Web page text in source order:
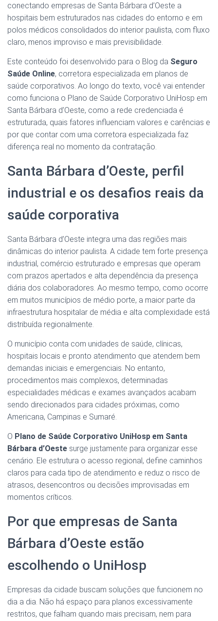
conectando empresas de Santa Bárbara d’Oeste a
hospitais bem estruturados nas cidades do entorno e em
polos médicos consolidados do interior paulista, com fluxo
claro, menos improviso e mais previsibilidade.
Este conteúdo foi desenvolvido para o Blog da Seguro
Saúde Online, corretora especializada em planos de
saúde corporativos. Ao longo do texto, você vai entender
como funciona o Plano de Saúde Corporativo UniHosp em
Santa Bárbara d’Oeste, como a rede credenciada é
estruturada, quais fatores influenciam valores e carências e
por que contar com uma corretora especializada faz
diferença real no momento da contratação.
Santa Bárbara d’Oeste, perfil
industrial e os desafios reais da
saúde corporativa
Santa Bárbara d’Oeste integra uma das regiões mais
dinâmicas do interior paulista. A cidade tem forte presença
industrial, comércio estruturado e empresas que operam
com prazos apertados e alta dependência da presença
diária dos colaboradores. Ao mesmo tempo, como ocorre
em muitos municípios de médio porte, a maior parte da
infraestrutura hospitalar de média e alta complexidade está
distribuída regionalmente.
O município conta com unidades de saúde, clínicas,
hospitais locais e pronto atendimento que atendem bem
demandas iniciais e emergenciais. No entanto,
procedimentos mais complexos, determinadas
especialidades médicas e exames avançados acabam
sendo direcionados para cidades próximas, como
Americana, Campinas e Sumaré.
O Plano de Saúde Corporativo UniHosp em Santa
Bárbara d’Oeste surge justamente para organizar esse
cenário. Ele estrutura o acesso regional, define caminhos
claros para cada tipo de atendimento e reduz o risco de
atrasos, desencontros ou decisões improvisadas em
momentos críticos.
Por que empresas de Santa
Bárbara d’Oeste estão
escolhendo o UniHosp
Empresas da cidade buscam soluções que funcionem no
dia a dia. Não há espaço para planos excessivamente
restritos, que falham quando mais precisam, nem para